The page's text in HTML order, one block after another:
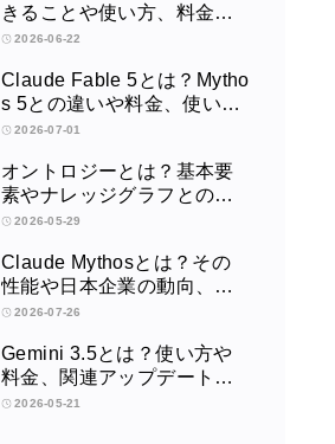
きることや使い方、料金を
徹底解説！
2026-06-22
Claude Fable 5とは？Mytho
s 5との違いや料金、使い方
を解説
2026-07-01
オントロジーとは？基本要
素やナレッジグラフとの違
い、活用例をわかりやすく
2026-05-29
Claude Mythosとは？その
性能や日本企業の動向、使
い方を解説
2026-07-26
Gemini 3.5とは？使い方や
料金、関連アップデートを
徹底解説！
2026-05-21